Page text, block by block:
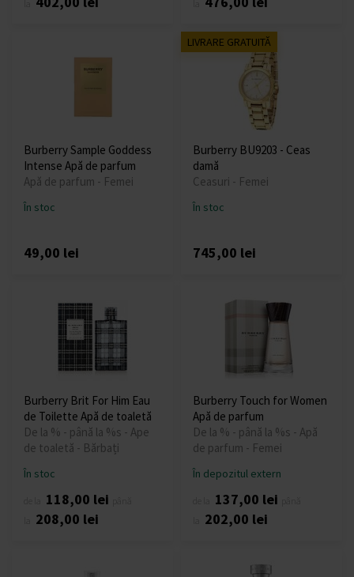
Burberry Sample Goddess
Intense Apă de parfum
Apă de parfum - Femei
În stoc
49,00 lei
LIVRARE GRATUITĂ
Burberry BU9203 - Ceas
damă
Ceasuri - Femei
În stoc
745,00 lei
Burberry Brit For Him Eau
de Toilette Apă de toaletă
De la % - până la %s - Ape
de toaletă - Bărbați
În stoc
118,00 lei
208,00 lei
Burberry Touch for Women
Apă de parfum
De la % - până la %s - Apă
de parfum - Femei
În depozitul extern
137,00 lei
202,00 lei